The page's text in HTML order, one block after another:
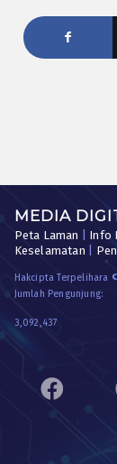
MEDIA
Peta Laman Info
Keselamatan
Hakcipta Terpelihara
Jumlah Pengunjung:
3,092,437